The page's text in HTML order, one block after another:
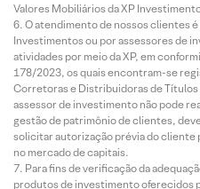
Valores Mobiliários da XP
O atendimento de nossos clientes
Investimentos ou por assessores de
atividades por meio da XP, em
178/2023, os quais encontram-se
Corretoras e Distribuidoras de Títulos
assessor de investimento não pode
gestão de patrimônio de clientes,
solicitar autorização prévia do cliente
no mercado de capitais.
Para fins de verificação da
produtos de investimento oferecidos